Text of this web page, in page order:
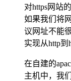
对https网站
如果我们将
议网址不能
实现从http到
在自建的
主机中，我